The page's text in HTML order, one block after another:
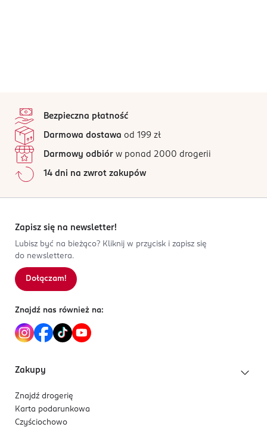
Bezpieczna płatność
Darmowa dostawa od 199 zł
Darmowy odbiór w ponad 2000 drogerii
14 dni na zwrot zakupów
Zapisz się na newsletter!
Lubisz być na bieżąco? Kliknij w przycisk i zapisz się
do newslettera.
Dołączam!
Znajdź nas również na:
Zakupy
Znajdź drogerię
Karta podarunkowa
Czyściochowo